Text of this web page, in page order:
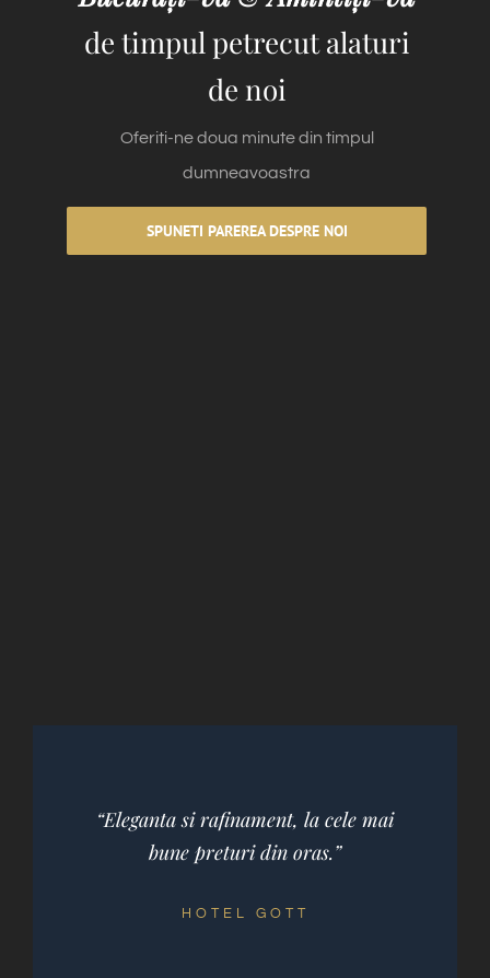
de timpul petrecut alaturi
de noi
Oferiti-ne doua minute din timpul
dumneavoastra
SPUNETI PAREREA DESPRE NOI
“Eleganta si rafinament, la cele mai
bune preturi din oras.”
HOTEL GOTT